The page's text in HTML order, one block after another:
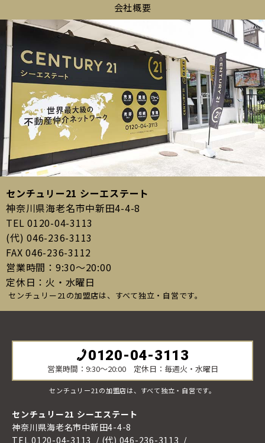
会社概要
センチュリー21 シーエステート
神奈川県海老名市中新田4-4-8
TEL 0120-04-3113
(代) 046-236-3113
FAX 046-236-3112
営業時間：9:30〜20:00
定休日：火・水曜日
センチュリー21の加盟店は、すべて独立・自営です。
0120-04-3113
営業時間：9:30〜20:00 定休日：毎週火・水曜日
センチュリー21の加盟店は、すべて独立・自営です。
センチュリー21 シーエステート
神奈川県海老名市中新田4-4-8
TEL 0120-04-3113
(代) 046-236-3113